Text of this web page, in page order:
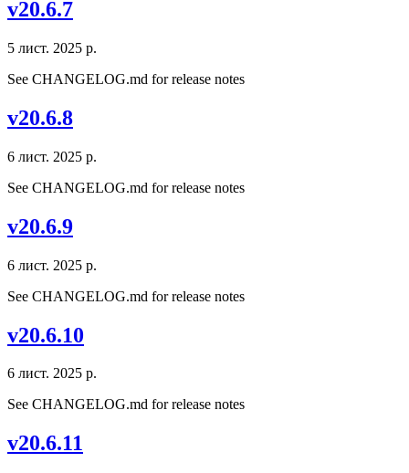
v20.6.7
5 лист. 2025 р.
See CHANGELOG.md for release notes
v20.6.8
6 лист. 2025 р.
See CHANGELOG.md for release notes
v20.6.9
6 лист. 2025 р.
See CHANGELOG.md for release notes
v20.6.10
6 лист. 2025 р.
See CHANGELOG.md for release notes
v20.6.11